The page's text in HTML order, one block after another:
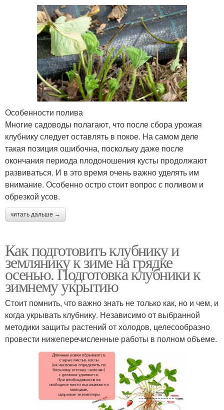
Особенности полива
Многие садоводы полагают, что после сбора урожая
клубнику следует оставлять в покое. На самом деле
такая позиция ошибочна, поскольку даже после
окончания периода плодоношения кусты продолжают
развиваться. И в это время очень важно уделять им
внимание. Особенно остро стоит вопрос с поливом и
обрезкой усов.
читать дальше →
Как подготовить клубнику и
землянику к зиме на грядке
осенью. Подготовка клубники к
зимнему укрытию
Стоит помнить, что важно знать не только как, но и чем, и
когда укрывать клубнику. Независимо от выбранной
методики защиты растений от холодов, целесообразно
провести нижеперечисленные работы в полном объеме.